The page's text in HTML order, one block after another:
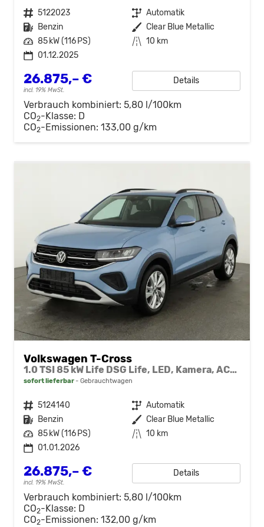
Fahrzeugnr. 5122023 Getriebe Automatik
Kraftstoff Benzin Außenfarbe Clear Blue Metallic
Leistung 85 kW (116 PS) Kilometerstand 10 km
01.12.2025
26.875,– €
incl. 19% MwSt.
Details
Verbrauch kombiniert: 5,80 l/100km
CO2-Klasse: D
CO2-Emissionen: 133,00 g/km
Volkswagen T-Cross
1.0 TSI 85 kW Life DSG Life, LED, Kamera, ACC, Side, Winter, 17-Zoll, 3-J. Garantie
sofort lieferbar Gebrauchtwagen
Fahrzeugnr. 5124140 Getriebe Automatik
Kraftstoff Benzin Außenfarbe Clear Blue Metallic
Leistung 85 kW (116 PS) Kilometerstand 10 km
01.01.2026
26.875,– €
incl. 19% MwSt.
Details
Verbrauch kombiniert: 5,80 l/100km
CO2-Klasse: D
CO2-Emissionen: 132,00 g/km